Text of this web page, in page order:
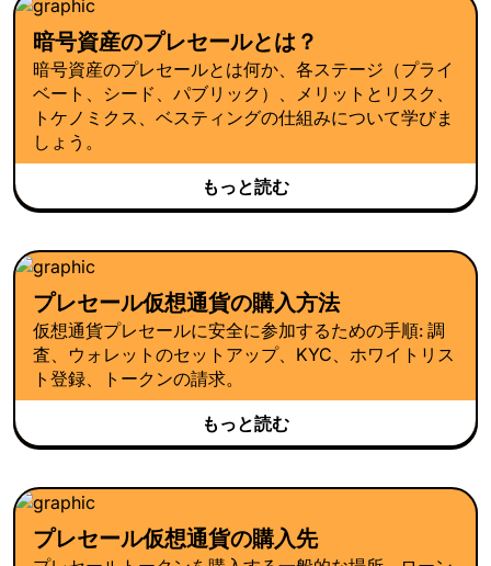
暗号資産のプレセールとは？
暗号資産のプレセールとは何か、各ステージ（プライ
ベート、シード、パブリック）、メリットとリスク、
トケノミクス、ベスティングの仕組みについて学びま
しょう。
もっと読む
プレセール仮想通貨の購入方法
仮想通貨プレセールに安全に参加するための手順: 調
査、ウォレットのセットアップ、KYC、ホワイトリス
ト登録、トークンの請求。
もっと読む
プレセール仮想通貨の購入先